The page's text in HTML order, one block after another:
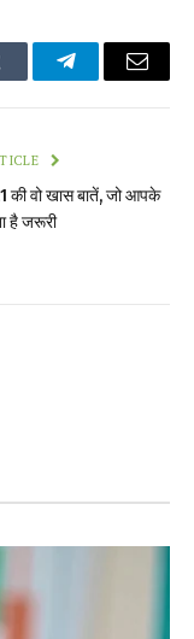
TelegramEmail
की वो खास बातें, जो आपके
है जरूरी